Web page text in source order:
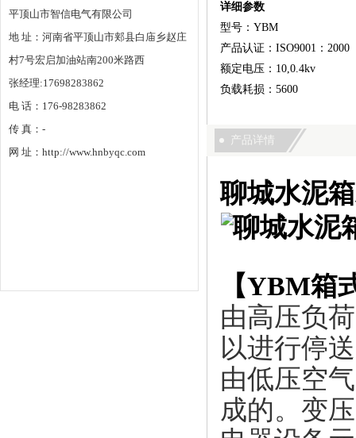
平顶山市智信电气有限公司
地 址：河南省平顶山市郏县白庙乡赵庄
村7号宏启加油站南200米路西
张经理:17698283862
电 话：176-98283862
传 真：-
网 址：http://www.hnbyqc.com
详细参数
型号：YBM
产品认证：ISO9001：2000
额定电压：10,0.4kv
负载耗损：5600
产品详情
聊城水泥
【YBM箱
由高压负
以进行停
由低压空
成的。变